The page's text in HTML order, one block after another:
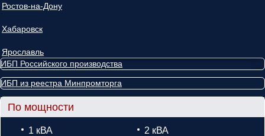
Ростов-на-Дону
Хабаровск
Ярославль
ИБП Российского производства
ИБП из реестра Минпромторга
По мощности
1 кВА
2 кВА